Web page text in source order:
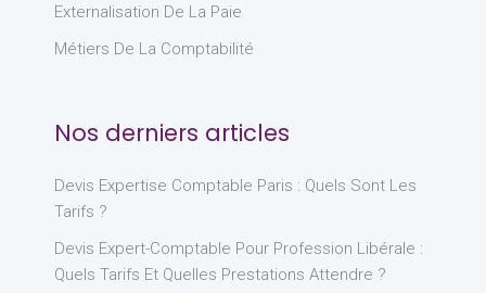
Externalisation De La Paie
Métiers De La Comptabilité
Nos derniers articles
Devis Expertise Comptable Paris : Quels Sont Les
Tarifs ?
Devis Expert-Comptable Pour Profession Libérale :
Quels Tarifs Et Quelles Prestations Attendre ?